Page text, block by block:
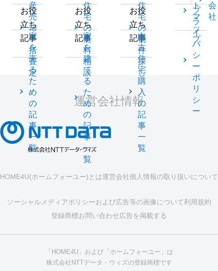
産
売
却
一
括
査
定
お役
立ち
記事
家
を
売
る
た
め
の
記
事
一
覧
住
宅
の
無
料
相
談
お役
立ち
記事
家
を
建
て
る
た
め
の
記
事
一
覧
住
宅
の
物
件
探
し
お役
立ち
記事
中
古
住
宅
購
入
の
記
事
一
覧
ト
マ
ッ
プ
会
社
プ
ラ
イ
バ
シ
ー
ポ
リ
シ
ー
運営会社情報
HOME4U(ホームフォーユー)とは運営会社個人情報の取り扱いについて
ソーシャルメディアポリシーおよび広告等の画像について利用規約
登録商標お問い合わせ広告を掲載する
「HOME4U」および「ホームフォーユー」は
株式会社NTTデータ・ウィズの登録商標です